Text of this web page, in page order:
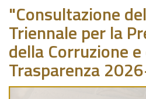
"Consultazione
Triennale per la
della Corruzione
Trasparenza